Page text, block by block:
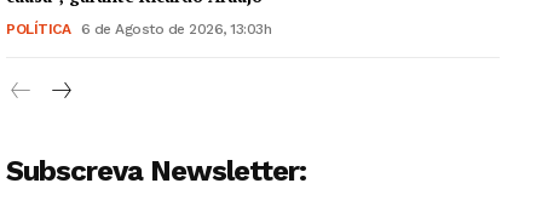
POLÍTICA 6 de Agosto de 2026, 13:03h
Subscreva Newsletter: